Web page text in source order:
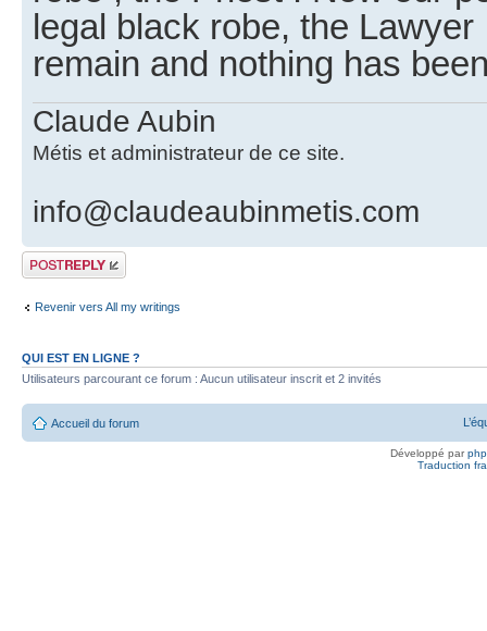
legal black robe, the
remain and nothing has
Claude Aubin
Métis et administrateur de ce site.
info@claudeaubinmetis.com
Publier une
réponse
Revenir vers All my writings
QUI EST EN LIGNE ?
Utilisateurs parcourant ce forum : Aucun utilisateur inscrit et 2 invités
Accueil du forum
Développé par
Traduction